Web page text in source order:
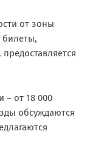
от зоны
билеты,
– от 18 000
обсуждаются